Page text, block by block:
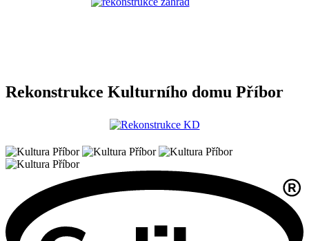
Rekonstrukce Kulturního domu Příbor